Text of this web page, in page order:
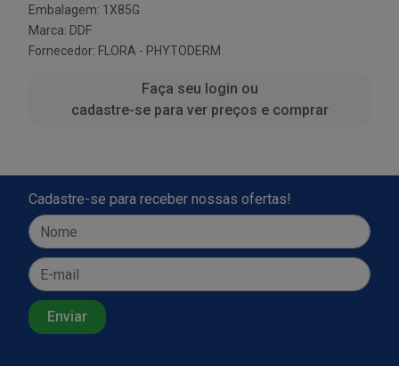
Embalagem: 1X85G
Marca: DDF
Fornecedor: FLORA - PHYTODERM
Faça seu login ou
cadastre-se para ver preços e comprar
Cadastre-se para receber nossas ofertas!